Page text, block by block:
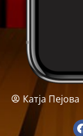
Катја Пејова